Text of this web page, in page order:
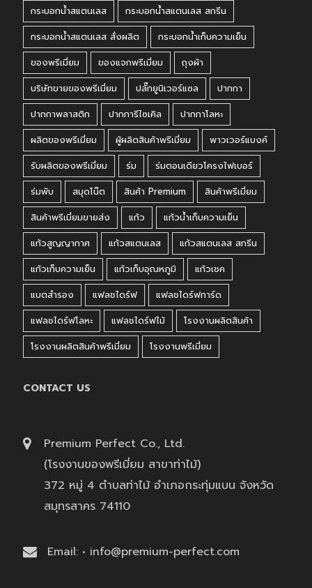
กระบอกน้ำสแตนเลส
กระบอกน้ำสแตนเลส สกรีน
กระบอกน้ำสแตนเลส สั่งผลิต
กระบอกน้ำเก็บความเย็น
ของพรีเมี่ยม
ของแจกพรีเมี่ยม
ถุงผ้า
บริษัทขายของพรีเมี่ยม
ปลั๊กยูนิเวอร์แซล
ปากกา
ปากกาพลาสติก
ปากการีไซเคิล
ปากกาโลหะ
ผลิตของพรีเมี่ยม
ผู้ผลิตสินค้าพรีเมี่ยม
พาวเวอร์แบงค์
รับผลิตของพรีเมี่ยม
ร่ม
ร่มตอนเดียวโครงไฟเบอร์
ร่มพับ
สมุดโน๊ต สินค้า Premium
สินค้าพรีเมี่ยม
สินค้าพรีเมี่ยมขายส่ง
แก้ว
แก้วน้ำเก็บความเย็น
แก้วสูญญากาศ
แก้วสแตนเลส
แก้วสแตนเลส สกรีน
แก้วเก็บความเย็น
แก้วเก็บอุณหภูมิ
แก้วเชค
แบตสำรอง
แฟลชไดร์ฟ
แฟลชไดร์ฟการ์ด
แฟลชไดร์ฟโลหะ
แฟลชไดร์ฟไม้
โรงงานผลิตสินค้า
โรงงานผลิตสินค้าพรีเมี่ยม
โรงงานพรีเมี่ยม
CONTACT US
Premium Perfect Co., Ltd.
(โรงงานของพรีเมี่ยม สาขาท่าไม้)
372 หมู่ 4 ตำบลท่าไม้ อำเภอกระทุ่มแบน จังหวัด
สมุทรสาคร 74110
Email: • info@premium-perfect.com